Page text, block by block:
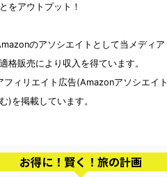
をアウトプット！
のアソシエイトとして当メディア
格販売により収入を得ています。
フィリエイト広告(Amazonアソシエイト
)を掲載しています。
お得に！賢く！旅の計画